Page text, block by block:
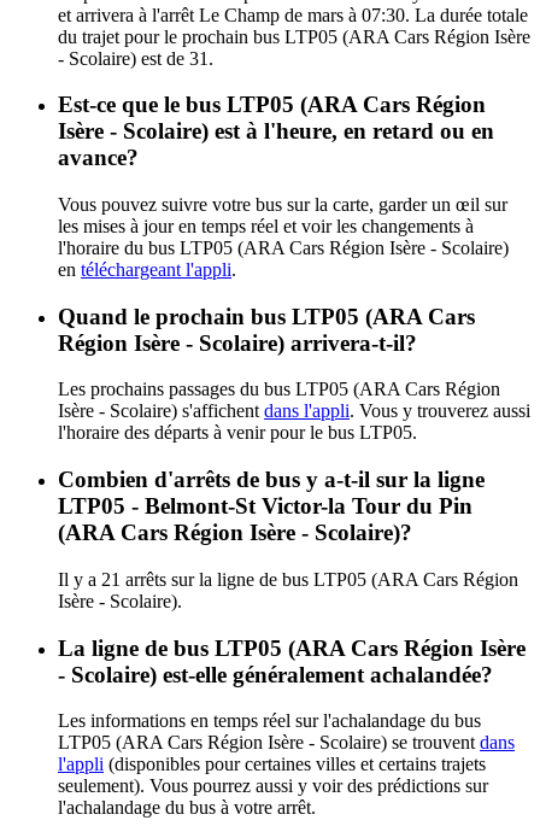
et arrivera à l'arrêt Le Champ de mars à 07:30. La durée totale
du trajet pour le prochain bus LTP05 (ARA Cars Région Isère
- Scolaire) est de 31.
Est-ce que le bus LTP05 (ARA Cars Région
Isère - Scolaire) est à l'heure, en retard ou en
avance?
Vous pouvez suivre votre bus sur la carte, garder un œil sur
les mises à jour en temps réel et voir les changements à
l'horaire du bus LTP05 (ARA Cars Région Isère - Scolaire)
en téléchargeant l'appli.
Quand le prochain bus LTP05 (ARA Cars
Région Isère - Scolaire) arrivera-t-il?
Les prochains passages du bus LTP05 (ARA Cars Région
Isère - Scolaire) s'affichent dans l'appli. Vous y trouverez aussi
l'horaire des départs à venir pour le bus LTP05.
Combien d'arrêts de bus y a-t-il sur la ligne
LTP05 - Belmont-St Victor-la Tour du Pin
(ARA Cars Région Isère - Scolaire)?
Il y a 21 arrêts sur la ligne de bus LTP05 (ARA Cars Région
Isère - Scolaire).
La ligne de bus LTP05 (ARA Cars Région Isère
- Scolaire) est-elle généralement achalandée?
Les informations en temps réel sur l'achalandage du bus
LTP05 (ARA Cars Région Isère - Scolaire) se trouvent dans
l'appli (disponibles pour certaines villes et certains trajets
seulement). Vous pourrez aussi y voir des prédictions sur
l'achalandage du bus à votre arrêt.